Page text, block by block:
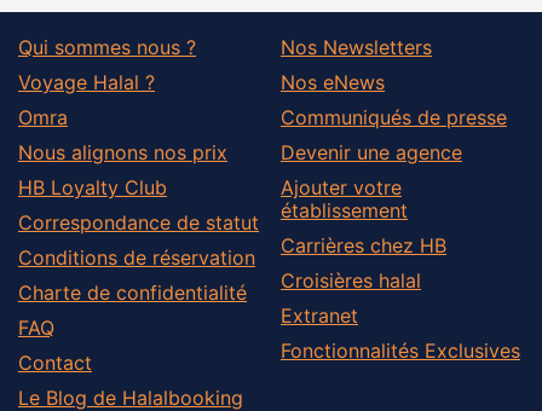
Qui sommes nous ?
Voyage Halal ?
Omra
Nous alignons nos prix
HB Loyalty Club
Correspondance de statut
Conditions de réservation
Charte de confidentialité
FAQ
Contact
Le Blog de Halalbooking
Nos Newsletters
Nos eNews
Communiqués de presse
Devenir une agence
Ajouter votre
établissement
Carrières chez HB
Croisières halal
Extranet
Fonctionnalités Exclusives